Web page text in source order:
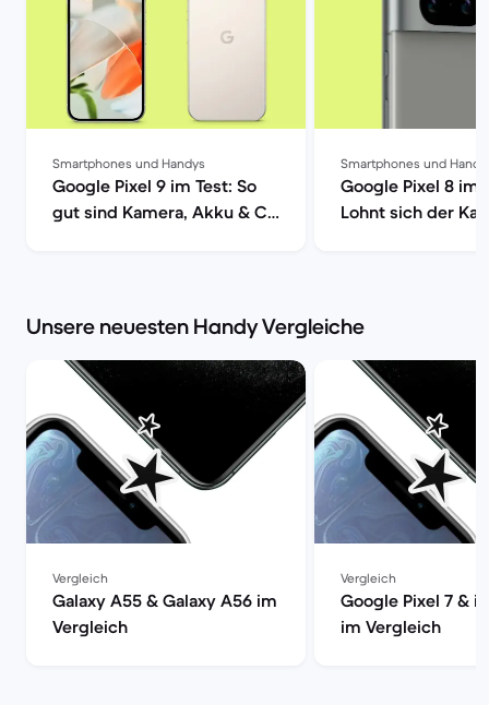
Smartphones und Handys
Google Pixel 9 im Test: So
gut sind Kamera, Akku & Co
Smartphones und
Google Pixel 8 im
Lohnt sich der
Unsere neuesten Handy Vergleiche
Vergleich
Galaxy A55 & Galaxy A56 im
Vergleich
Vergleich
Google Pixel 7 &
im Vergleich